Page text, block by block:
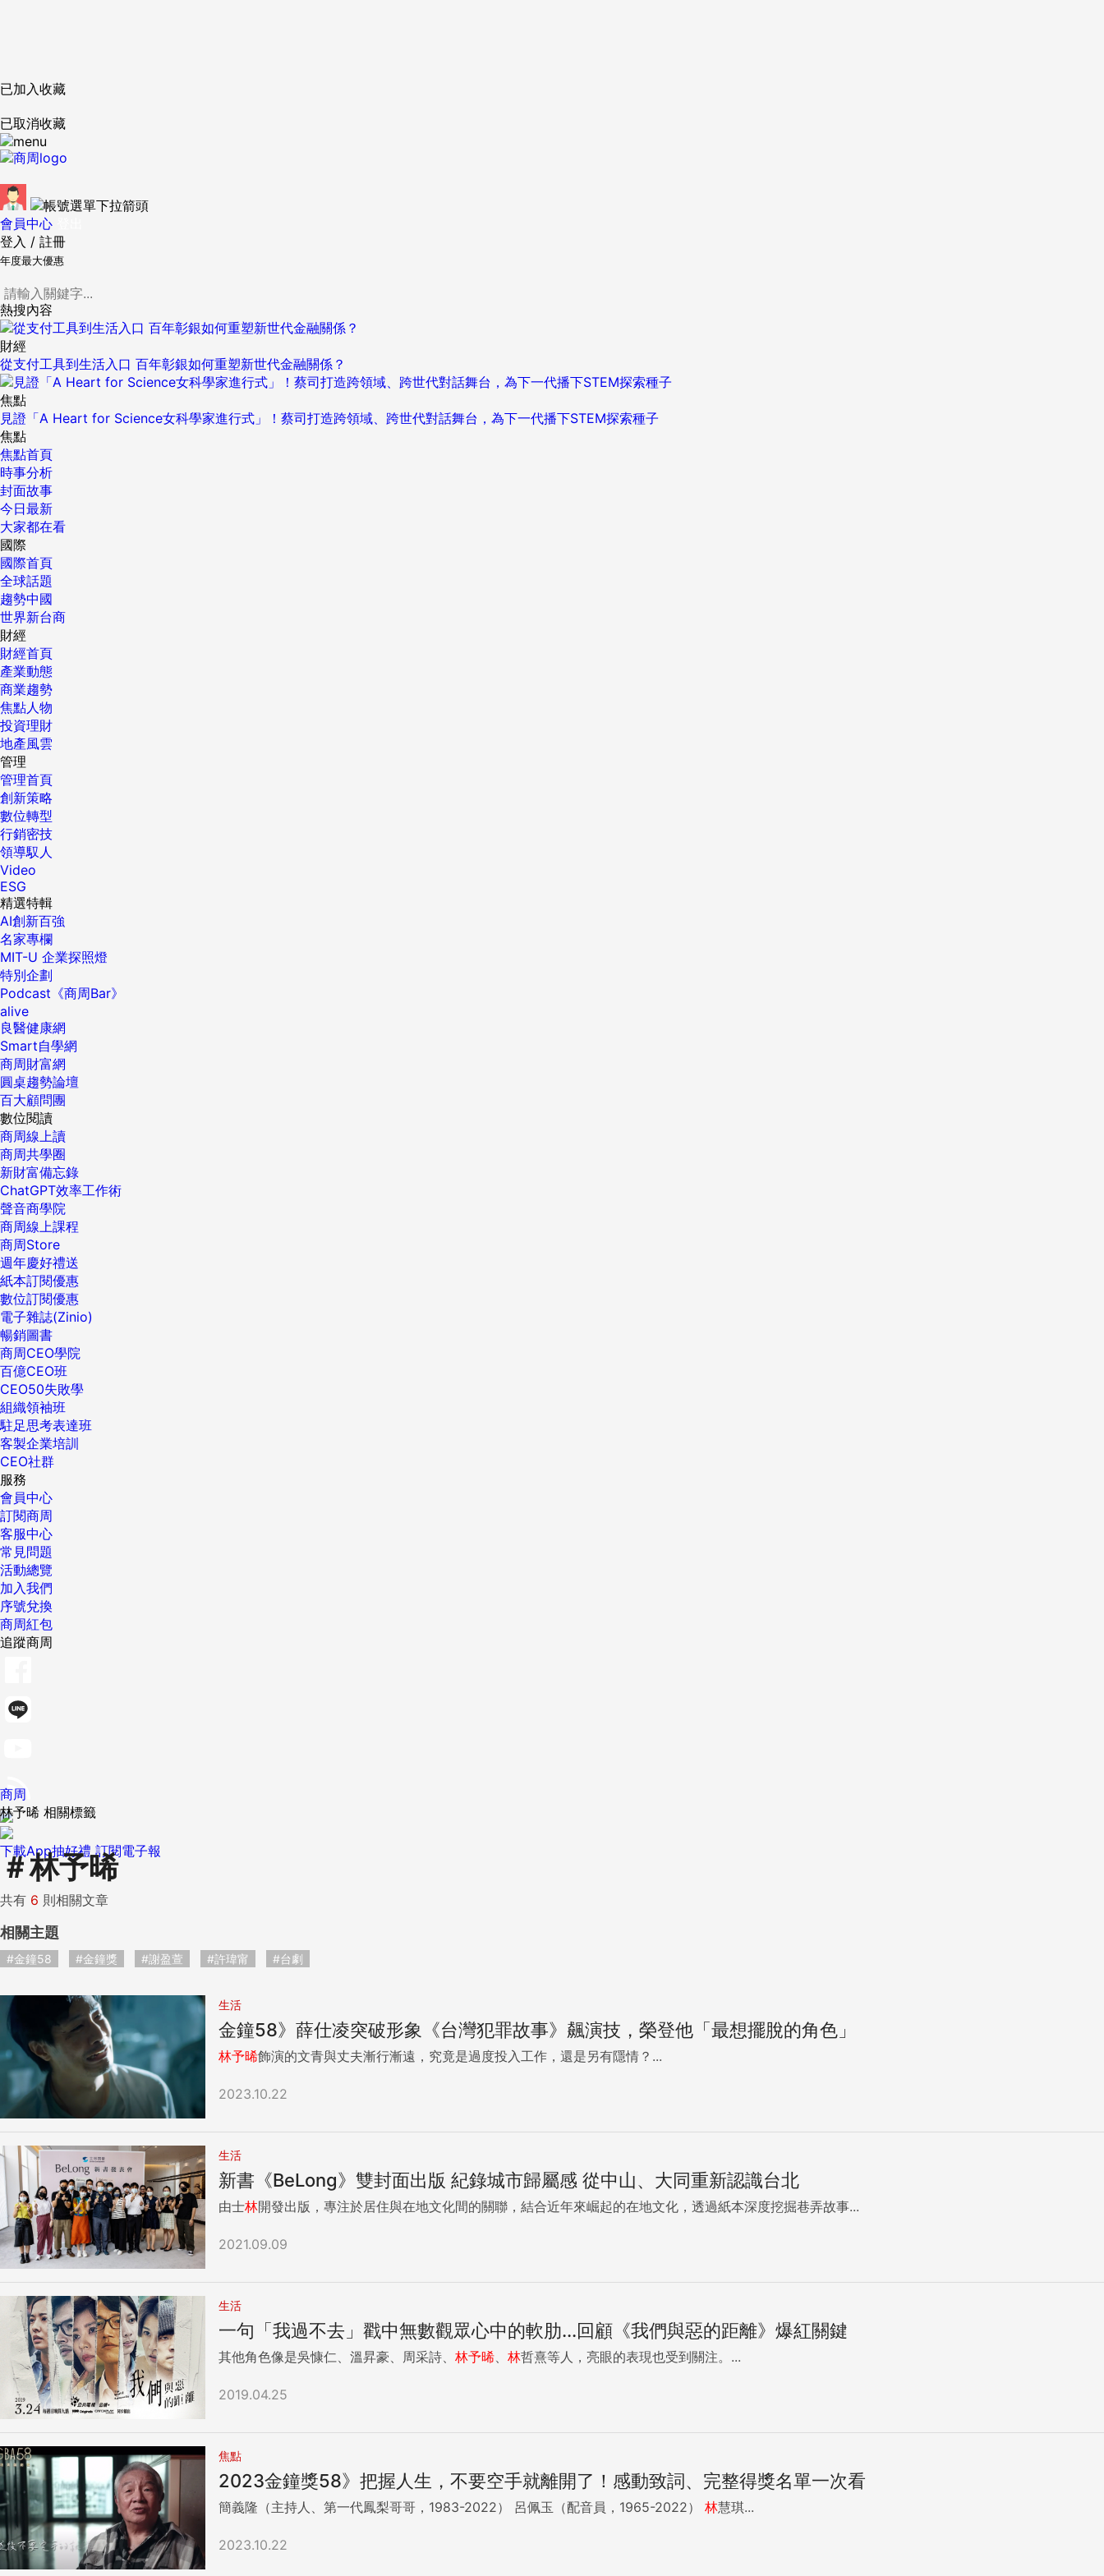
已加入收藏
已取消收藏
會員中心
登入 / 註冊
年度最大優惠
熱搜內容
財經
從支付工具到生活入口 百年彰銀如何重塑新世代金融關係？
焦點
見證「A Heart for Science女科學家進行式」！蔡司打造跨領域、跨世代對話舞台，為下一代播下STEM探索種子
焦點
焦點首頁
時事分析
封面故事
今日最新
大家都在看
國際
國際首頁
全球話題
趨勢中國
世界新台商
財經
財經首頁
產業動態
商業趨勢
焦點人物
投資理財
地產風雲
管理
管理首頁
創新策略
數位轉型
行銷密技
領導馭人
Video
ESG
精選特輯
AI創新百強
名家專欄
MIT-U 企業探照燈
特別企劃
Podcast《商周Bar》
alive
良醫健康網
Smart自學網
商周財富網
圓桌趨勢論壇
百大顧問團
數位閱讀
商周線上讀
商周共學圈
新財富備忘錄
ChatGPT效率工作術
聲音商學院
商周線上課程
商周Store
週年慶好禮送
紙本訂閱優惠
數位訂閱優惠
電子雜誌(Zinio)
暢銷圖書
商周CEO學院
百億CEO班
CEO50失敗學
組織領袖班
駐足思考表達班
客製企業培訓
CEO社群
服務
會員中心
訂閱商周
客服中心
常見問題
活動總覽
加入我們
序號兌換
商周紅包
追蹤商周
下載App抽好禮 訂閱電子報
商周
林予晞 相關標籤
＃林予晞
共有 6 則相關文章
相關主題
#金鐘58 #金鐘獎 #謝盈萱 #許瑋甯 #台劇
生活
金鐘58》薛仕凌突破形象《台灣犯罪故事》飆演技，榮登他「最想擺脫的角色」
林予晞飾演的文青與丈夫漸行漸遠，究竟是過度投入工作，還是另有隱情？...
2023.10.22
生活
新書《BeLong》雙封面出版 紀錄城市歸屬感 從中山、大同重新認識台北
由士林開發出版，專注於居住與在地文化間的關聯，結合近年來崛起的在地文化，透過紙本深度挖掘巷弄故事...
2021.09.09
生活
一句「我過不去」戳中無數觀眾心中的軟肋...回顧《我們與惡的距離》爆紅關鍵
其他角色像是吳慷仁、溫昇豪、周采詩、 林予晞 林哲熹等人，亮眼的表現也受到關注。...
2019.04.25
焦點
2023金鐘獎58》把握人生，不要空手就離開了！感動致詞、完整得獎名單一次看
簡義隆（主持人、第一代鳳梨哥哥，1983-2022） 呂佩玉（配音員，1965-2022） 林慧琪...
2023.10.22